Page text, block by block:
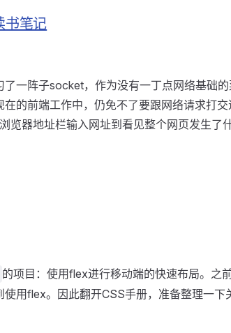
书笔记
一阵子socket，作为没有一丁点网络基础
的前端工作中，仍免不了要跟网络请求打
览器地址栏输入网址到看见整个网页发生了
的项目：使用flex进行移动端的快速布局。之
用flex。因此翻开CSS手册，准备整理一下